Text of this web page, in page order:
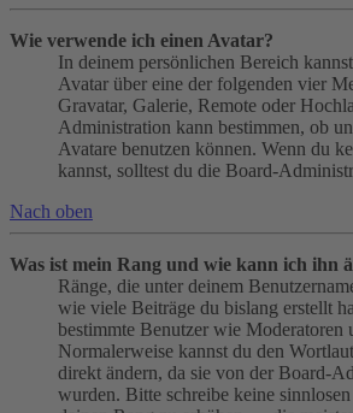
Wie verwende ich einen Avatar?
In deinem persönlichen Bereich
Avatar über eine der folgenden vier
Gravatar, Galerie, Remote oder
Administration kann bestimmen, ob
Avatare benutzen können. Wenn du
kannst, solltest du die Board-
Nach oben
Was ist mein Rang und wie kann ich ihn
Ränge, die unter deinem
wie viele Beiträge du bislang erstellt
bestimmte Benutzer wie Moderatoren
Normalerweise kannst du den
direkt ändern, da sie von der Board-
wurden. Bitte schreibe keine